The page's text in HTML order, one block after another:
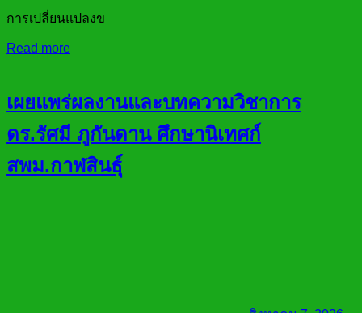
การเปลี่ยนแปลงข
Read more
เผยแพร่ผลงานและบทความวิชาการ
ดร.รัศมี ภูกันดาน ศึกษานิเทศก์
สพม.กาฬสินธุ์